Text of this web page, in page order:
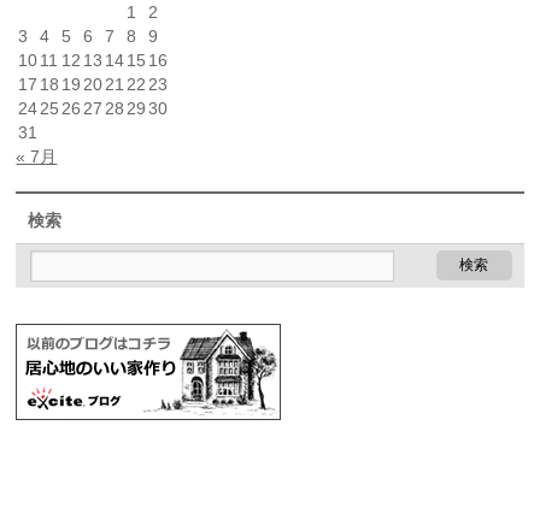
1
2
3
4 5 6 7 8
9
1011 12 13 1415 16
17 18 19 2021 22 23
2425 26 27 28 29 30
31
« 7月
検索